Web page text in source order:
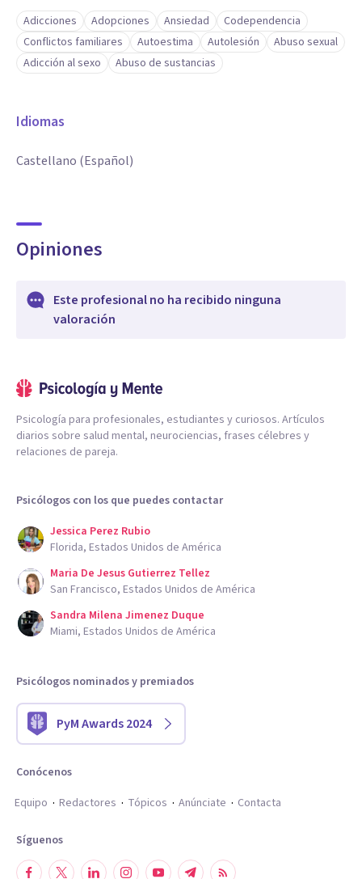
Adicciones Adopciones Ansiedad
Codependencia
Conflictos familiares
Autoestima Autolesión
Abuso sexual
Adicción al sexo
Abuso de sustancias
Idiomas
Castellano (Español)
Opiniones
Este profesional no ha recibido ninguna
valoración
Psicología para profesionales, estudiantes y curiosos. Artículos
diarios sobre salud mental, neurociencias, frases célebres y
relaciones de pareja.
Psicólogos con los que puedes contactar
Jessica Perez Rubio
Florida, Estados Unidos de América
Maria De Jesus Gutierrez Tellez
San Francisco, Estados Unidos de América
Sandra Milena Jimenez Duque
Miami, Estados Unidos de América
Psicólogos nominados y premiados
PyM Awards 2024
Conócenos
Equipo
Redactores Tópicos Anúnciate Contacta
Síguenos